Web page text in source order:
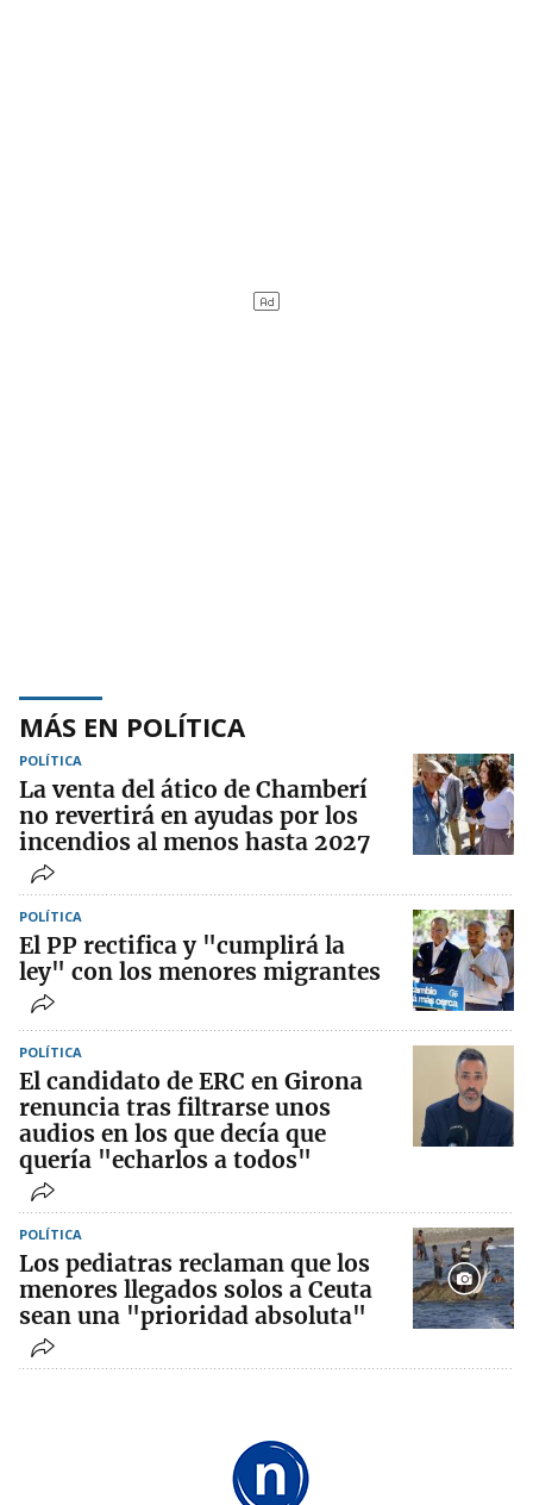
MÁS EN POLÍTICA
POLÍTICA
La venta del ático de Chamberí
no revertirá en ayudas por los
incendios al menos hasta 2027
POLÍTICA
El PP rectifica y "cumplirá la
ley" con los menores migrantes
POLÍTICA
El candidato de ERC en Girona
renuncia tras filtrarse unos
audios en los que decía que
quería "echarlos a todos"
POLÍTICA
Los pediatras reclaman que los
menores llegados solos a Ceuta
sean una "prioridad absoluta"